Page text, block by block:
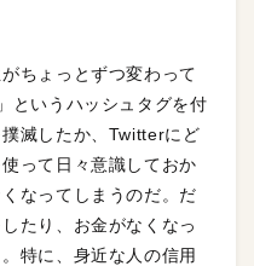
ちょっとずつ変わって
というハッシュタグを付
滅したか、Twitterにど
って日々意識しておか
なってしまうのだ。だ
たり、お金がなくなっ
特に、身近な人の信用